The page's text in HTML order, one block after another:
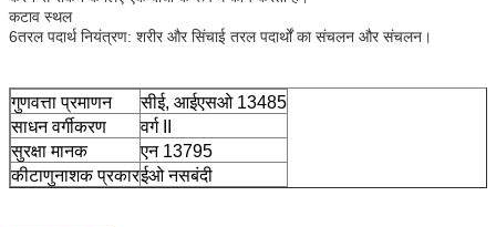
सुरक्षा मानक
एन 13795
कीटाणुनाशक प्रकार ईओ नसबंदी